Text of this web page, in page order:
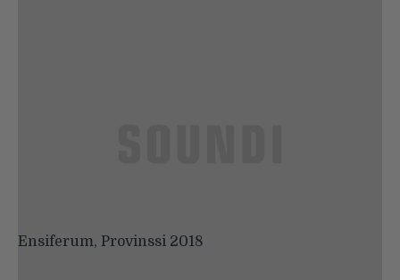
Ensiferum, Provinssi 2018